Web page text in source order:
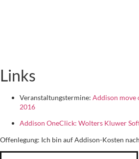
Links
Veranstaltungstermine: Addison move
2016
Addison OneClick: Wolters Kluwer
Offenlegung: Ich bin auf Addison-Kosten